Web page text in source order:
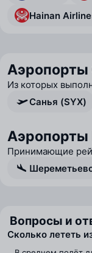
Hainan
Аэропорты
Из которых
Санья (SYX)
Принимающие
Вопросы и
Сколько лететь